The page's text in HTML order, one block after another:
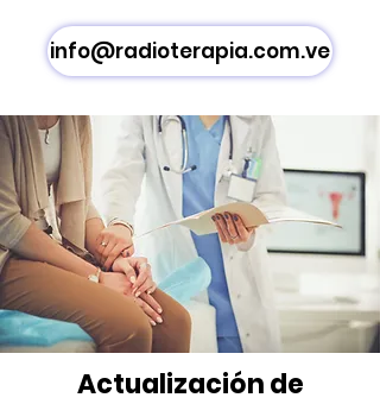
info@radioterapia.com.ve
Actualización de